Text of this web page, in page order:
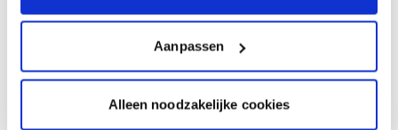
Aanpassen
Alleen noodzakelijke cookies
Ontvlambare vloeistof en damp., Kan
Buiten het bereik van kinderen houden.,
Verwijderd houden van warmte, hete
oppervlakken, vonken, open vuur en andere
ontstekingsbronnen. Niet roken., Draag